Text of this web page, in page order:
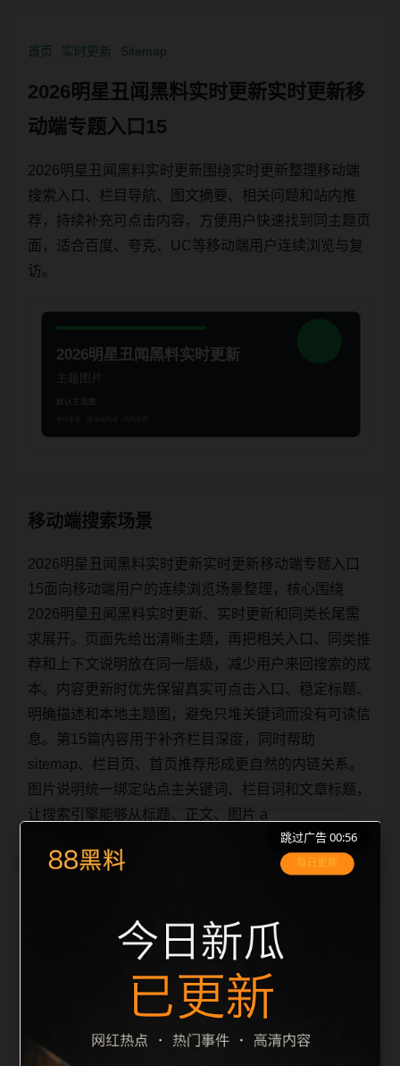
首页 实时更新 Sitemap
2026明星丑闻黑料实时更新实时更新移
动端专题入口15
2026明星丑闻黑料实时更新围绕实时更新整理移动端
搜索入口、栏目导航、图文摘要、相关问题和站内推
荐，持续补充可点击内容，方便用户快速找到同主题页
面，适合百度、夸克、UC等移动端用户连续浏览与复
访。
移动端搜索场景
2026明星丑闻黑料实时更新实时更新移动端专题入口
15面向移动端用户的连续浏览场景整理，核心围绕
2026明星丑闻黑料实时更新、实时更新和同类长尾需
求展开。页面先给出清晰主题，再把相关入口、同类推
荐和上下文说明放在同一层级，减少用户来回搜索的成
本。内容更新时优先保留真实可点击入口、稳定标题、
明确描述和本地主题图，避免只堆关键词而没有可读信
息。第15篇内容用于补齐栏目深度，同时帮助
sitemap、栏目页、首页推荐形成更自然的内链关系。
图片说明统一绑定站点主关键词、栏目词和文章标题，
让搜索引擎能够从标题、正文、图片 a
lt、title 之间识别一致主题。后续每日采集时，建议继
续执行远程图片本地化、坏图默认图兜底、标题去重和
description 长度过滤。如果同一主题下有多个相近页
面，应通过不同角度补充事件背景、访问场景、相关问
题或专题入口，降低站群页面之间的重复感。页面底部
跳过广告 00:56